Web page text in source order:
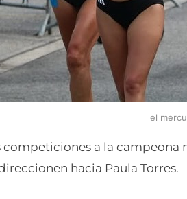
el
competiciones a la campeona
hacia Paula Torres.